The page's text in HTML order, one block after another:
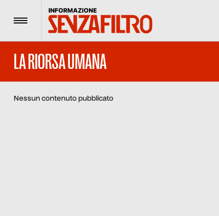
Menu
LA RIORSA UMANA
Nessun contenuto pubblicato